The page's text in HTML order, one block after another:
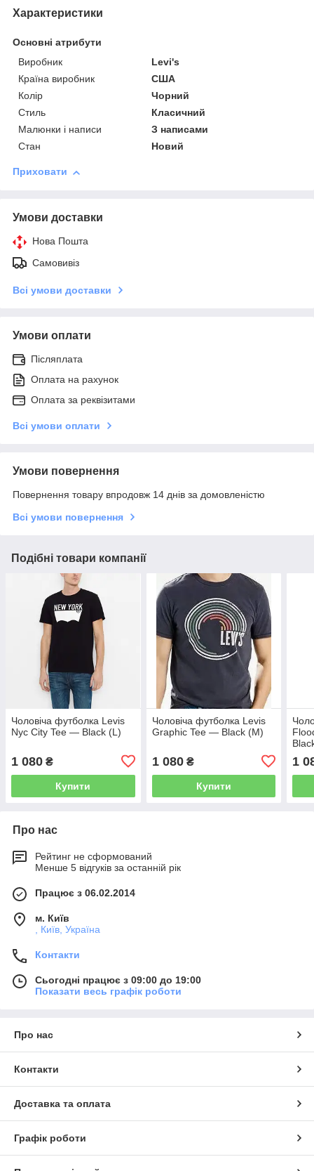
Характеристики
Основні атрибути
Виробник
Levi's
Країна виробник
США
Колір
Чорний
Стиль
Класичний
Малюнки і написи
З написами
Стан
Новий
Приховати
Умови доставки
Нова Пошта
Самовивіз
Всі умови доставки
Умови оплати
Післяплата
Оплата на рахунок
Оплата за реквізитами
Всі умови оплати
Умови повернення
Повернення товару впродовж 14 днів за домовленістю
Всі умови повернення
Подібні товари компанії
Чоловіча футболка Levis
Nyc City Tee — Black (L)
1 080 ₴
Купити
Чоловіча футболка Levis
Graphic Tee — Black (M)
1 080₴
Купити
1
Про нас
Рейтинг не сформований
Менше 5 відгуків за останній рік
Працює з 06.02.2014
м. Київ
, Київ, Україна
Контакти
Сьогодні працює з 09:00 до 19:00
Показати весь графік роботи
Про нас
Контакти
Доставка та оплата
Графік роботи